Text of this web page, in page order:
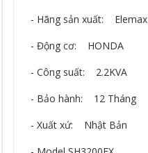
- Hãng sản xuất: Elemax
- Động cơ: HONDA
- Công suất: 2.2KVA
- Bảo hành: 12 Tháng
- Xuất xứ: Nhật Bản